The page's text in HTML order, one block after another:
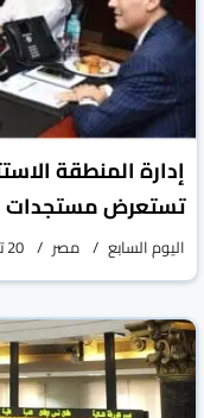
إدارة المنطقة
تستعرض مستجدات
اليوم السابع مصر 20 تموز/يوليو 2026